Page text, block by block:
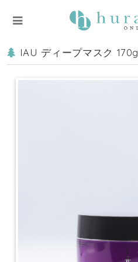
IAU ディープマスク 170g